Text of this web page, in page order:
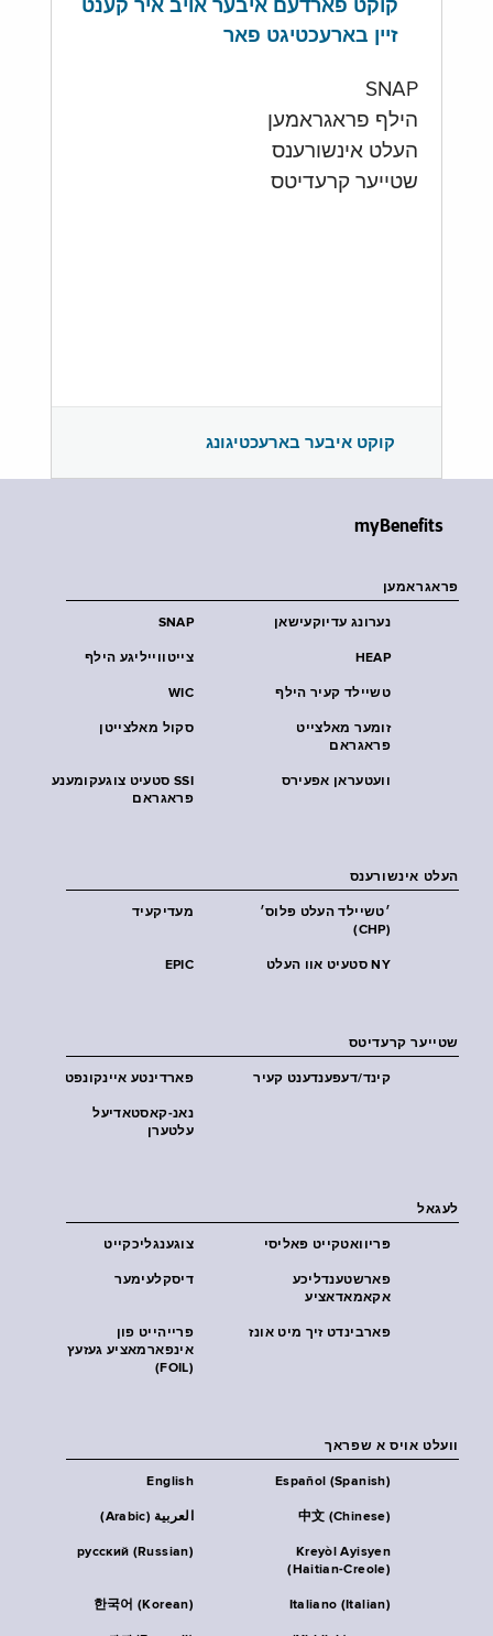
קוקט פארדעם איבער אויב איר קענט
זיין בארעכטיגט פאר
SNAP
הילף פראגראמען
העלט אינשורענס
שטייער קרעדיטס
קוקט איבער בארעכטיגונג
myBenefits
פראגראמען
SNAP נערונג עדיוקעישאן
צייטווייליגע הילף HEAP
WIC טשיילד קעיר הילף
סקול מאלצייטן
זומער מאלצייט
פראגראם
SSI סטעיט צוגעקומענע
פראגראם
וועטעראן אפעירס
העלט אינשורענס
מעדיקעיד
׳טשיילד העלט פּלוס׳
(CHP)
EPIC NY סטעיט אוו העלט
שטייער קרעדיטס
פארדינטע איינקונפט קינד/דעפענדענט קעיר
נאנ-קאסטאדיעל
עלטערן
לעגאל
צוגענגליכקייט פּריוואטקייט פּאליסי
דיסקלעימער
פארשטענדליכע
אקאמאדאציע
פרייהייט פון
אינפארמאציע געזעץ
(FOIL)
פארבינדט זיך מיט אונז
וועלט אויס א שפראך
English Español (Spanish)
العربية (Arabic) 中文 (Chinese)
русский (Russian)
Kreyòl Ayisyen
(Haitian-Creole)
한국어 (Korean) Italiano (Italian)